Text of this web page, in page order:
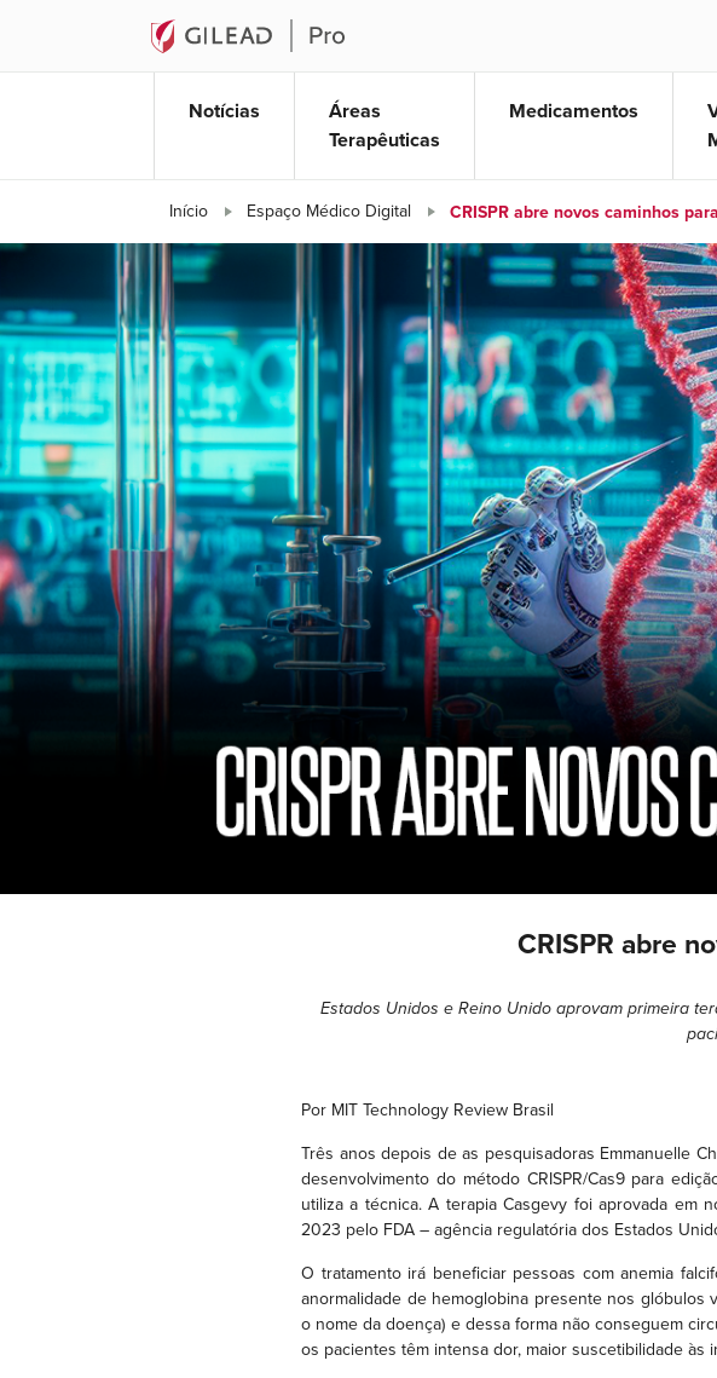
CRISPR abre
Notícias
Áreas
Terapêuticas
Medicamentos
Início Espaço Médico Digital CRISPR abre novos caminhos
CRISPR abre
Estados Unidos e Reino Unido aprovam primeira
Por MIT Technology Review Brasil
Três anos depois de as pesquisadoras Emmanuelle
desenvolvimento do método CRISPR/Cas9 para
utiliza a técnica. A terapia Casgevy foi aprovada
2023 pelo FDA – agência regulatória dos Estados
O tratamento irá beneficiar pessoas com anemia
anormalidade de hemoglobina presente nos
o nome da doença) e dessa forma não conseguem
os pacientes têm intensa dor, maior suscetibilidade às